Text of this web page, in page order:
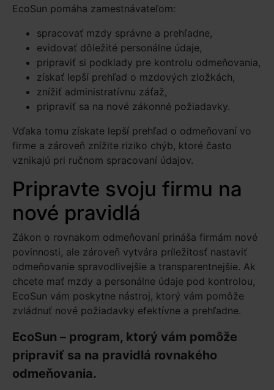
EcoSun pomáha zamestnávateľom:
spracovať mzdy správne a prehľadne,
evidovať dôležité personálne údaje,
pripraviť si podklady pre kontrolu odmeňovania,
získať lepší prehľad o mzdových zložkách,
znížiť administratívnu záťaž,
pripraviť sa na nové zákonné požiadavky.
Vďaka tomu získate lepší prehľad o odmeňovaní vo
firme a zároveň znížite riziko chýb, ktoré často
vznikajú pri ručnom spracovaní údajov.
Pripravte svoju firmu na
nové pravidlá
Zákon o rovnakom odmeňovaní prináša firmám nové
povinnosti, ale zároveň vytvára príležitosť nastaviť
odmeňovanie spravodlivejšie a transparentnejšie. Ak
chcete mať mzdy a personálne údaje pod kontrolou,
EcoSun vám poskytne nástroj, ktorý vám pomôže
zvládnuť nové požiadavky efektívne a prehľadne.
EcoSun – program, ktorý vám pomôže
pripraviť sa na pravidlá rovnakého
odmeňovania.